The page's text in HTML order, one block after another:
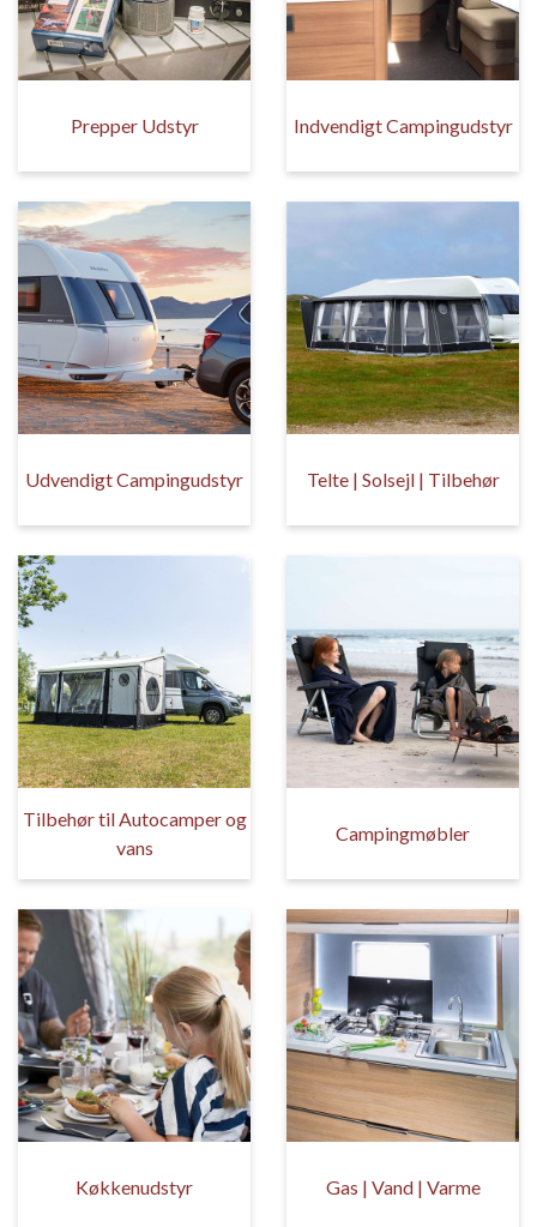
Prepper Udstyr Indvendigt Campingudstyr
Udvendigt Campingudstyr Telte | Solsejl | Tilbehør
Tilbehør til Autocamper og
vans
Campingmøbler
Køkkenudstyr Gas | Vand | Varme